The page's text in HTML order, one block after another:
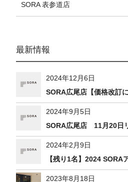
SORA 表参道店
最新情報
2024年12月6日
SORA広尾店【価格改訂
2024年9月5日
SORA広尾店 11月20日
2024年2月9日
【残り1名】2024 SORA
2023年8月18日